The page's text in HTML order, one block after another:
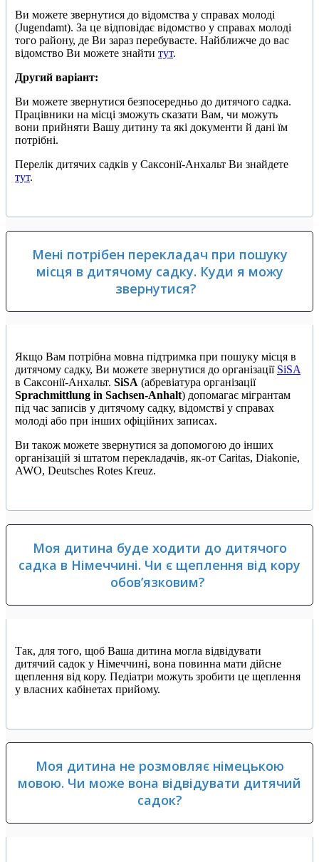
Ви можете звернутися до відомства у справах молоді
(Jugendamt). За це відповідає відомство у справах молоді
того району, де Ви зараз перебуваєте. Найближче до вас
відомство Ви можете знайти тут.
Другий варіант:
Ви можете звернутися безпосередньо до дитячого садка.
Працівники на місці зможуть сказати Вам, чи можуть
вони прийняти Вашу дитину та які документи й дані їм
потрібні.
Перелік дитячих садків у Саксонії-Анхальт Ви знайдете
тут.
Мені потрібен перекладач при пошуку
місця в дитячому садку. Куди я можу
звернутися?
Якщо Вам потрібна мовна підтримка при пошуку місця в
дитячому садку, Ви можете звернутися до організації SiSA
в Саксонії-Анхальт. SiSA (абревіатура організації
Sprachmittlung in Sachsen-Anhalt) допомагає мігрантам
під час записів у дитячому садку, відомстві у справах
молоді або при інших офіційних записах.
Ви також можете звернутися за допомогою до інших
організацій зі штатом перекладачів, як-от Caritas, Diakonie,
AWO, Deutsches Rotes Kreuz.
Моя дитина буде ходити до дитячого
садка в Німеччині. Чи є щеплення від кору
обов’язковим?
Так, для того, щоб Ваша дитина могла відвідувати
дитячий садок у Німеччині, вона повинна мати дійсне
щеплення від кору. Педіатри можуть зробити це щеплення
у власних кабінетах прийому.
Моя дитина не розмовляє німецькою
мовою. Чи може вона відвідувати дитячий
садок?